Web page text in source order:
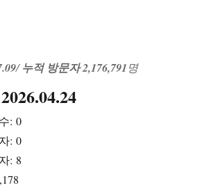
/누적 방문자 2,176,791명
:0
:0
: 8